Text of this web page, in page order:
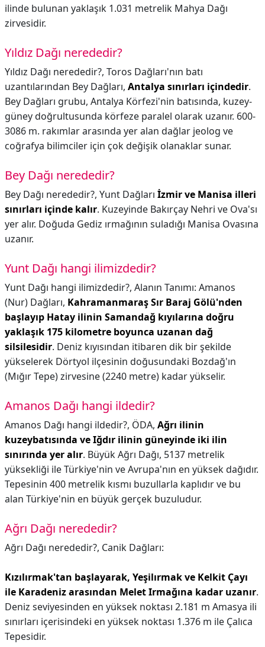
ilinde bulunan yaklaşık 1.031 metrelik Mahya Dağı
zirvesidir.
Yıldız Dağı nerededir?
Yıldız Dağı nerededir?, Toros Dağları'nın batı
uzantılarından Bey Dağları, Antalya sınırları içindedir.
Bey Dağları grubu, Antalya Körfezi'nin batısında, kuzey-
güney doğrultusunda körfeze paralel olarak uzanır. 600-
3086 m. rakımlar arasında yer alan dağlar jeolog ve
coğrafya bilimciler için çok değişik olanaklar sunar.
Bey Dağı nerededir?
Bey Dağı nerededir?, Yunt Dağları İzmir ve Manisa illeri
sınırları içinde kalır. Kuzeyinde Bakırçay Nehri ve Ova'sı
yer alır. Doğuda Gediz ırmağının suladığı Manisa Ovasına
uzanır.
Yunt Dağı hangi ilimizdedir?
Yunt Dağı hangi ilimizdedir?, Alanın Tanımı: Amanos
(Nur) Dağları, Kahramanmaraş Sır Baraj Gölü'nden
başlayıp Hatay ilinin Samandağ kıyılarına doğru
yaklaşık 175 kilometre boyunca uzanan dağ
silsilesidir. Deniz kıyısından itibaren dik bir şekilde
yükselerek Dörtyol ilçesinin doğusundaki Bozdağ'ın
(Mığır Tepe) zirvesine (2240 metre) kadar yükselir.
Amanos Dağı hangi ildedir?
Amanos Dağı hangi ildedir?, ÖDA, Ağrı ilinin
kuzeybatısında ve Iğdır ilinin güneyinde iki ilin
sınırında yer alır. Büyük Ağrı Dağı, 5137 metrelik
yüksekliği ile Türkiye'nin ve Avrupa'nın en yüksek dağıdır.
Tepesinin 400 metrelik kısmı buzullarla kaplıdır ve bu
alan Türkiye'nin en büyük gerçek buzuludur.
Ağrı Dağı nerededir?
Ağrı Dağı nerededir?, Canik Dağları:
Kızılırmak'tan başlayarak, Yeşilırmak ve Kelkit Çayı
ile Karadeniz arasından Melet Irmağına kadar uzanır.
Deniz seviyesinden en yüksek noktası 2.181 m Amasya ili
sınırları içerisindeki en yüksek noktası 1.376 m ile Çalıca
Tepesidir.